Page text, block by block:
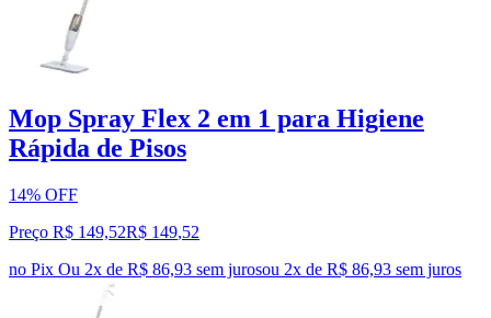
Mop Spray Flex 2 em 1 para Higiene
Rápida de Pisos
14% OFF
Preço R$ 149,52R$ 149,52
no Pix Ou 2x de R$ 86,93 sem jurosou 2x de R$ 86,93 sem juros